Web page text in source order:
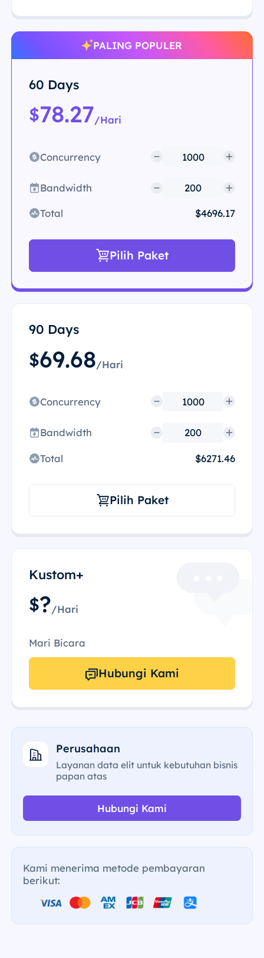
PALING POPULER
60 Days
$78.27/Hari
Concurrency
Bandwidth
Total $4696.17
Pilih Paket
90 Days
$69.68/Hari
Concurrency
Bandwidth
Total $6271.46
Pilih Paket
Kustom+
$?/Hari
Mari Bicara
Hubungi Kami
Perusahaan
Layanan data elit untuk kebutuhan bisnis
papan atas
Hubungi Kami
Kami menerima metode pembayaran
berikut: